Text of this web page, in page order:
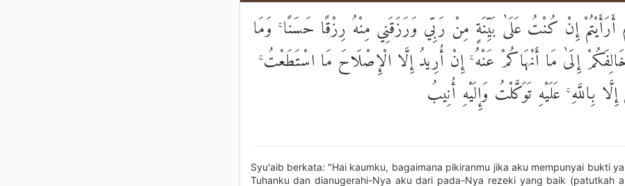
أَرَأَيْتُمْ إِنْ كُنْتُ عَلَىٰ بَيِّنَةٍ مِنْ رَبِّي وَرَزَقَنِي مِنْهُ رِزْقًا حَسَنًا ۚ وَمَا
إِلَىٰ مَا أَنْهَاكُمْ عَنْهُ ۚ إِنْ أُرِيدُ إِلَّا الْإِصْلَاحَ مَا اسْتَطَعْتُ
إِلَّا بِاللَّهِ ۚ عَلَيْهِ تَوَكَّلْتُ وَإِلَيْهِ أُنِيبُ
Syu'aib berkata: "Hai kaumku, bagaimana pikiranmu jika aku mempunyai bukti
Tuhanku dan dianugerahi-Nya aku dari pada-Nya rezeki yang baik (patutkah